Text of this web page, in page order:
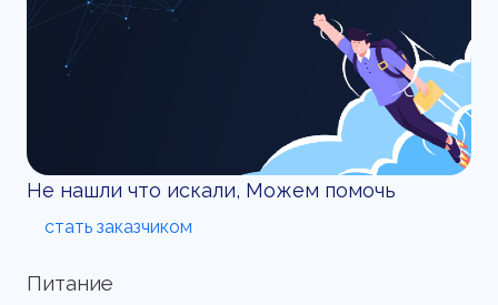
Не нашли что искали, Можем помочь
стать заказчиком
Питание